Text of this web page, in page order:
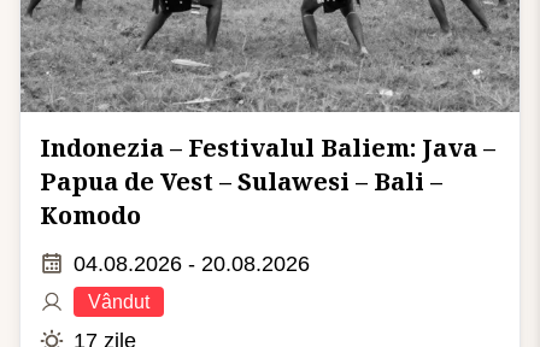
Indonezia – Festivalul Baliem: Java –
Papua de Vest – Sulawesi – Bali –
Komodo
04.08.2026 - 20.08.2026
Vândut
17 zile